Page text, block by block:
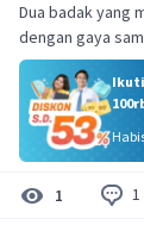
Dua badak yang
dengan gaya
Ikuti
1 1